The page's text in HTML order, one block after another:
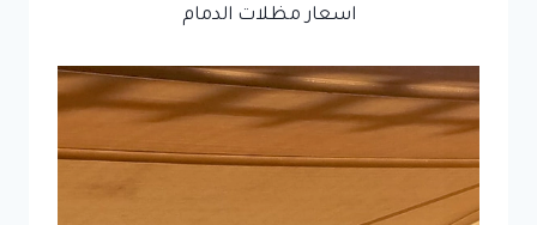
اسعار مظلات الدمام